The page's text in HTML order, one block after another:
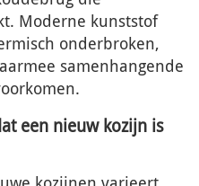
Moderne kunststof
onderbroken,
samenhangende
een nieuw kozijn is